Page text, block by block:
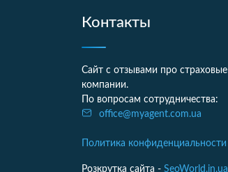
Контакты
Сайт с отзывами про страховые
компании.
По вопросам сотрудничества:
office@myagent.com.ua
Политика конфиденциальности
Розкрутка сайта - SeoWorld.in.ua